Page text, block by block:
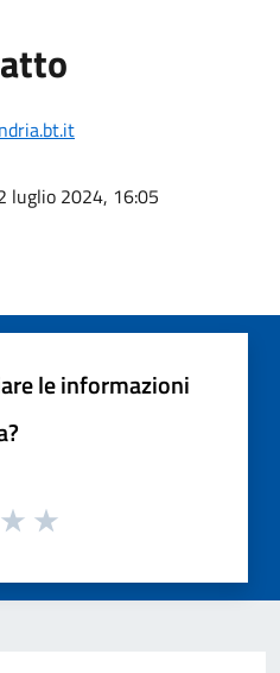
luglio 2024, 16:05
le informazioni